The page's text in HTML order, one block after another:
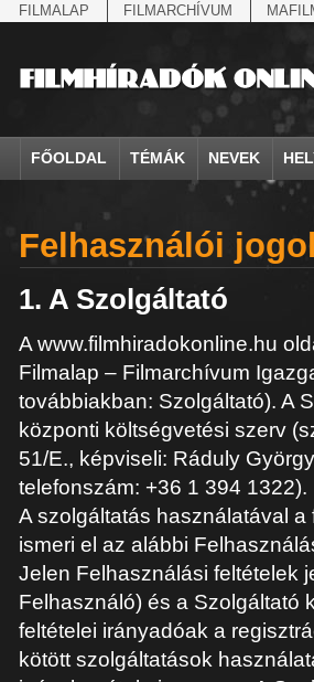
FILMALAP FILMARCHÍVUM
FŐOLDAL TÉMÁK NEVEK
államfő
államosítás
Állatkert
állatvilág
Anschluss
antant
antant
Aarons-Hughes, Ruth
Abay Nemes Oszkár
Abe Nobuyuki
Aczél György
Aczél Ilona
Ady Endre
Agárdi Gábor
Ágotai Géza, dr.
Abesszínia
Abony
Ácsteszér
Addisz-Abeba
Adria
Adua
Afrika
Felhasználói
1. A Szolgáltató
A www.filmhiradokonline.hu
Filmalap – Filmarchívum
továbbiakban: Szolgáltató). A
központi költségvetési szerv
51/E., képviseli: Ráduly
telefonszám: +36 1 394 1322).
A szolgáltatás használatával
ismeri el az alábbi
Jelen Felhasználási feltételek
Felhasználó) és a Szolgáltató
feltételei irányadóak a
kötött szolgáltatások